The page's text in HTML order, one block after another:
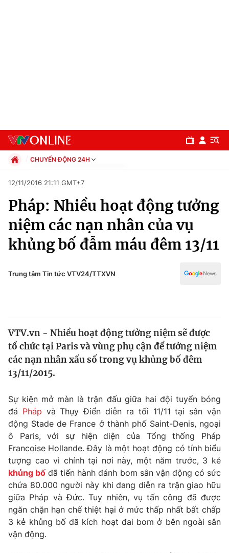
Chuyên mục
Chính trị
Thế giới
Tin tức
Câu chuyện quốc tế
Kinh tế
Tài chính
Thị trường
Góc doanh nghiệp
Dữ liệu và đời sống
Truyền hình
Phim VTV
Hậu trường
Nhân vật
Khán giả
Giải trí
Điện ảnh
Âm nhạc
Sao
Đời sống
Du lịch
Làm đẹp
Giáo dục
CHUYỂN ĐỘNG 24H
Xã hội
Pháp luật
Kinh tế
Thể thao
Truyền hình
Văn hóa - Giải trí
12/11/2016 21:11 GMT+7
Pháp: Nhiều hoạt động tưởng
niệm các nạn nhân của vụ
khủng bố đẫm máu đêm 13/11
Trung tâm Tin tức VTV24/TTXVN
VTV.vn - Nhiều hoạt động tưởng niệm sẽ được
tổ chức tại Paris và vùng phụ cận để tưởng niệm
các nạn nhân xấu số trong vụ khủng bố đêm
13/11/2015.
Sự kiện mở màn là trận đấu giữa hai đội tuyển bóng
đá Pháp và Thụy Điển diễn ra tối 11/11 tại sân vận
động Stade de France ở thành phố Saint-Denis, ngoại
ô Paris, với sự hiện diện của Tổng thống Pháp
Francoise Hollande. Đây là một hoạt động có tính biểu
tượng cao vì chính tại nơi này, một năm trước, 3 kẻ
khủng bốđã tiến hành đánh bom sân vận động có sức
chứa 80.000 người này khi đang diễn ra trận giao hữu
giữa Pháp và Đức. Tuy nhiên, vụ tấn công đã được
ngăn chặn hạn chế thiệt hại ở mức thấp nhất bất chấp
3 kẻ khủng bố đã kích hoạt đai bom ở bên ngoài sân
vận động.